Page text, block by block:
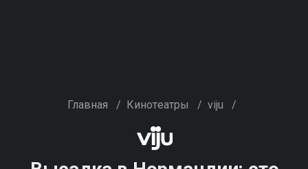
Главная / Кинотеатры / viju /